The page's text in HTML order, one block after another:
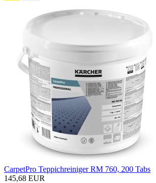
CarpetPro Teppichreiniger RM 760, 200 Tabs
145,68 EUR